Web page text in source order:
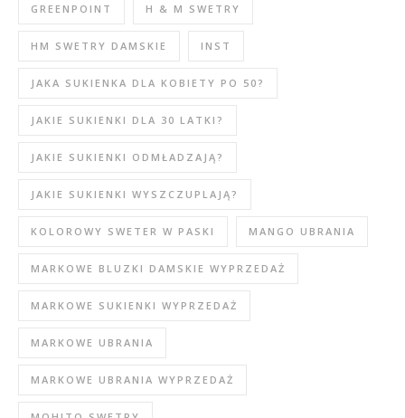
GREENPOINT H & M SWETRY
HM SWETRY DAMSKIE INST
JAKA SUKIENKA DLA KOBIETY PO 50?
JAKIE SUKIENKI DLA 30 LATKI?
JAKIE SUKIENKI ODMŁADZAJĄ?
JAKIE SUKIENKI WYSZCZUPLAJĄ?
KOLOROWY SWETER W PASKI MANGO UBRANIA
MARKOWE BLUZKI DAMSKIE WYPRZEDAŻ
MARKOWE SUKIENKI WYPRZEDAŻ
MARKOWE UBRANIA
MARKOWE UBRANIA WYPRZEDAŻ